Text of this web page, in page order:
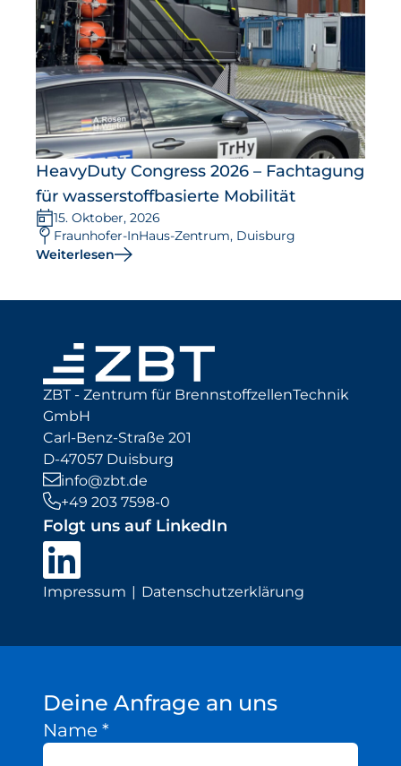
HeavyDuty Congress 2026 – Fachtagung
für wasserstoffbasierte Mobilität
15. Oktober, 2026
Fraunhofer-InHaus-Zentrum, Duisburg
Weiterlesen
ZBT - Zentrum für BrennstoffzellenTechnik
GmbH
Carl-Benz-Straße 201
D-47057 Duisburg
info@zbt.de
+49 203 7598-0
Folgt uns auf LinkedIn
Impressum Datenschutzerklärung
Deine Anfrage an uns
Name *